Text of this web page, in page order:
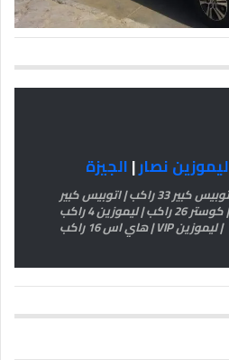
ليموزين نصار|الجيزة
اتش وان 11 راكب | اتوبيس كبير 33 راكب | اتوبيس كبير
50 راكب | جيب سفاري | كوستر 26 راكب | ليموزين 4 راكب
| ليموزين VIP | هاي اس 16 راكب